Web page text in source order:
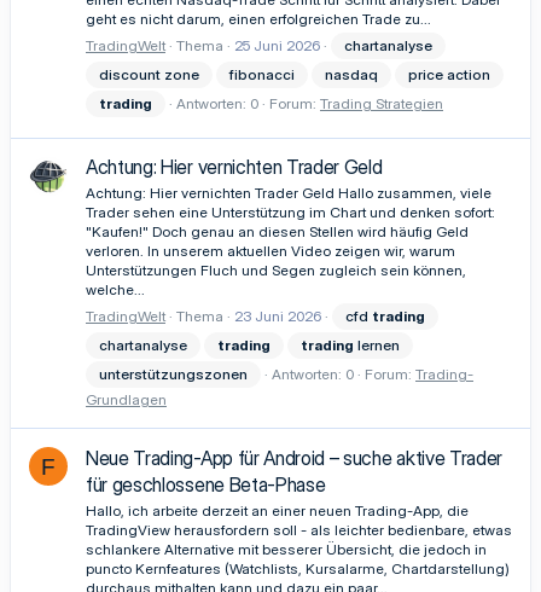
geht es nicht darum, einen erfolgreichen Trade zu...
TradingWelt Thema 25 Juni 2026
chartanalyse
discount zone
fibonacci nasdaq
price action
trading
Antworten: 0 Forum: Trading Strategien
Achtung: Hier vernichten Trader Geld
Achtung: Hier vernichten Trader Geld Hallo zusammen, viele
Trader sehen eine Unterstützung im Chart und denken sofort:
"Kaufen!" Doch genau an diesen Stellen wird häufig Geld
verloren. In unserem aktuellen Video zeigen wir, warum
Unterstützungen Fluch und Segen zugleich sein können,
welche...
TradingWelt Thema 23 Juni 2026 cfd trading
chartanalyse
trading trading lernen
unterstützungszonen
Antworten: 0 Forum: Trading-
Grundlagen
F
Neue Trading-App für Android – suche aktive Trader
für geschlossene Beta-Phase
Hallo, ich arbeite derzeit an einer neuen Trading-App, die
TradingView herausfordern soll - als leichter bedienbare, etwas
schlankere Alternative mit besserer Übersicht, die jedoch in
puncto Kernfeatures (Watchlists, Kursalarme, Chartdarstellung)
durchaus mithalten kann und dazu ein paar...